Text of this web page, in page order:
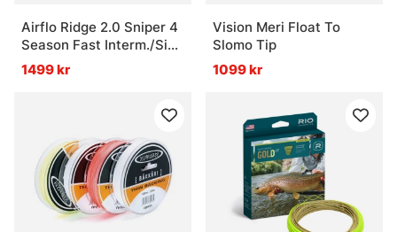
Airflo Ridge 2.0 Sniper 4
Season Fast Interm./Sink
3
1499 kr
Vision Meri Float To
Slomo Tip
1099 kr